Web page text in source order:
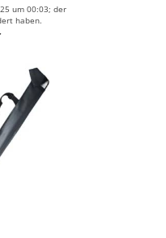
um 00:03; der
haben.